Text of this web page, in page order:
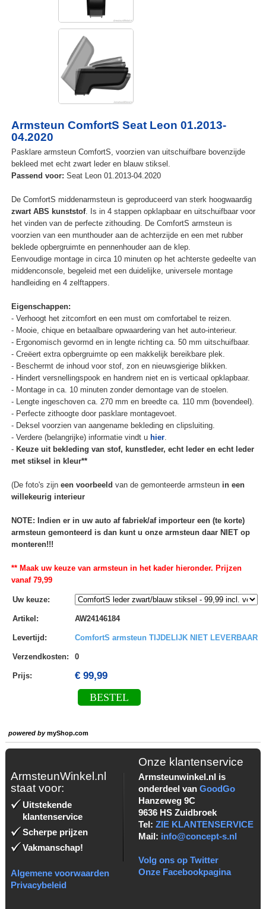
Armsteun ComfortS Seat Leon 01.2013-
04.2020
Pasklare armsteun ComfortS, voorzien van uitschuifbare bovenzijde
bekleed met echt zwart leder en blauw stiksel.
Passend voor: Seat Leon 01.2013-04.2020
De ComfortS middenarmsteun is geproduceerd van sterk hoogwaardig
zwart ABS kunststof. Is in 4 stappen opklapbaar en uitschuifbaar voor
het vinden van de perfecte zithouding. De ComfortS armsteun is
voorzien van een munthouder aan de achterzijde en een met rubber
beklede opbergruimte en pennenhouder aan de klep.
Eenvoudige montage in circa 10 minuten op het achterste gedeelte van
middenconsole, begeleid met een duidelijke, universele montage
handleiding en 4 zelftappers.
Eigenschappen:
- Verhoogt het zitcomfort en een must om comfortabel te reizen.
- Mooie, chique en betaalbare opwaardering van het auto-interieur.
- Ergonomisch gevormd en in lengte richting ca. 50 mm uitschuifbaar.
- Creëert extra opbergruimte op een makkelijk bereikbare plek.
- Beschermt de inhoud voor stof, zon en nieuwsgierige blikken.
- Hindert versnellingspook en handrem niet en is verticaal opklapbaar.
- Montage in ca. 10 minuten zonder demontage van de stoelen.
- Lengte ingeschoven ca. 270 mm en breedte ca. 110 mm (bovendeel).
- Perfecte zithoogte door pasklare montagevoet.
- Deksel voorzien van aangename bekleding en clipsluiting.
- Verdere (belangrijke) informatie vindt u hier.
- Keuze uit bekleding van stof, kunstleder, echt leder en echt leder
met stiksel in kleur**
(De foto's zijn een voorbeeld van de gemonteerde armsteun in een
willekeurig interieur
NOTE: Indien er in uw auto af fabriek/af importeur een (te korte)
armsteun gemonteerd is dan kunt u onze armsteun daar NIET op
monteren!!!
** Maak uw keuze van armsteun in het kader hieronder. Prijzen
vanaf 79,99
Uw keuze:
Artikel : AW24146184
Levertijd : ComfortS armsteun TIJDELIJK NIET LEVERBAAR
Verzendkosten: 0
Prijs: € 99,99
BESTEL
powered bymyShop.com
ArmsteunWinkel.nl
staat voor:
Uitstekende
klantenservice
Scherpe prijzen
Vakmanschap!
Algemene voorwaarden
Privacybeleid
Onze klantenservice
Armsteunwinkel.nl is
onderdeel van GoodGo
Hanzeweg 9C
9636 HS Zuidbroek
Tel: ZIE KLANTENSERVICE
Mail: info@concept-s.nl
Volg ons op Twitter
Onze Facebookpagina